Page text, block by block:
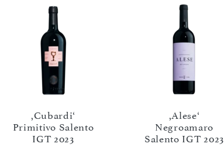
,Cubardi‘
Primitivo Salento
IGT 2023
,Alese‘
Negroamaro
Salento IGT 2023